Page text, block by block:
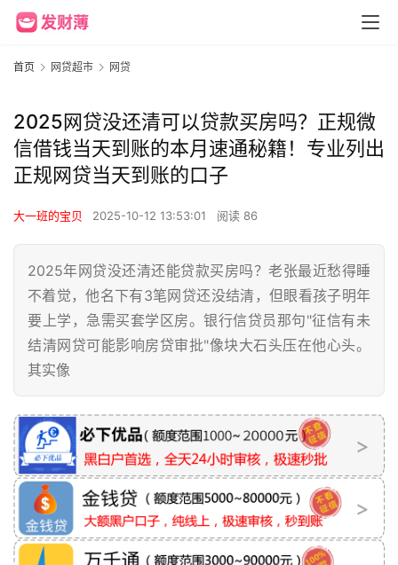
首页 网贷超市 网贷
2025网贷没还清可以贷款买房吗？正规微
信借钱当天到账的本月速通秘籍！专业列出
正规网贷当天到账的口子
大一班的宝贝 2025-10-12 13:53:01 阅读 86
2025年网贷没还清还能贷款买房吗？老张最近愁得睡
不着觉，他名下有3笔网贷还没结清，但眼看孩子明年
要上学，急需买套学区房。银行信贷员那句"征信有未
结清网贷可能影响房贷审批"像块大石头压在他心头。
其实像